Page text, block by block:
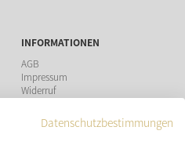
INFORMATIONEN
AGB
Impressum
Widerruf
Teilnahmebedingungen Gewinnspiel
Datenschutzbestimmungen